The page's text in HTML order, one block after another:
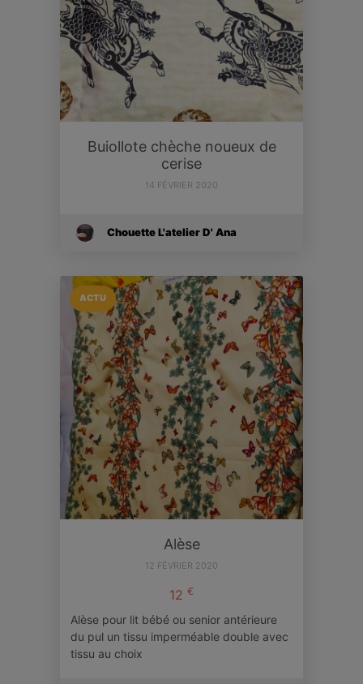
Buiollote chèche noueux de
cerise
14 FÉVRIER 2020
Chouette L'atelier D' Ana
ACTU
Alèse
12 FÉVRIER 2020
12 €
Alèse pour lit bébé ou senior antérieure
du pul un tissu imperméable double avec
tissu au choix